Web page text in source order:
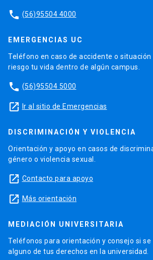
phone (56)95504 4000
EMERGENCIAS UC
Teléfono en caso de accidente o situación
riesgo tu vida dentro de algún campus.
phone (56)95504 5000
launch Ir al sitio de Emergencias
DISCRIMINACIÓN Y VIOLENCIA
Orientación y apoyo en casos de
género o violencia sexual.
launch Contacto para apoyo
launch Más orientación
MEDIACIÓN UNIVERSITARIA
Teléfonos para orientación y consejo si se
alguno de tus derechos en la universidad.